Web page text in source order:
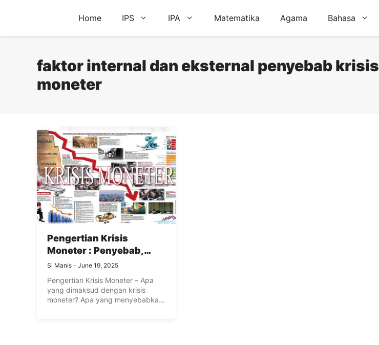
Home IPS IPA Matematika Agama Bahasa
faktor internal dan eksternal penyebab krisis
moneter
Pengertian Krisis
Moneter : Penyebab,
Dampak, Ciri dan
Kebijakan Moneter
Si Manis June 19, 2025
Pengertian Krisis Moneter – Apa
yang dimaksud dengan krisis
moneter? Apa yang menyebabkan